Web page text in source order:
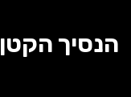
הנסיך הקטן